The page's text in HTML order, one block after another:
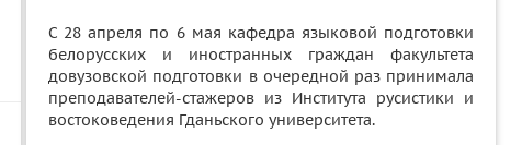
С 28 апреля по 6 мая кафедра языковой подготовки
белорусских и иностранных граждан факультета
довузовской подготовки в очередной раз принимала
преподавателей-стажеров из Института русистики и
востоковедения Гданьского университета.